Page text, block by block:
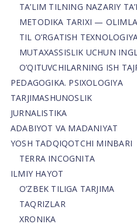
TA’LIM TILNING NAZARIY
METODIKA TARIXI —
TIL O’RGATISH
MUTAXASSISLIK UCHUN
O’QITUVCHILARNING ISH
PEDAGOGIKA. PSIXOLOGIYA
TARJIMASHUNOSLIK
JURNALISTIKA
ADABIYOT VA MADANIYAT
YOSH TADQIQOTCHI MINBARI
TERRA INCOGNITA
ILMIY HAYOT
O’ZBEK TILIGA TARJIMA
TAQRIZLAR
XRONIKA